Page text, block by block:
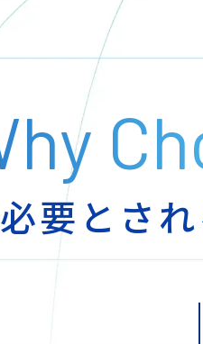
要とされ